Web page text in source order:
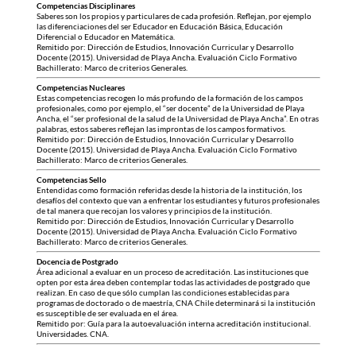
Competencias Disciplinares
Saberes son los propios y particulares de cada profesión. Reflejan, por ejemplo
las diferenciaciones del ser Educador en Educación Básica, Educación
Diferencial o Educador en Matemática.
Remitido por: Dirección de Estudios, Innovación Curricular y Desarrollo
Docente (2015). Universidad de Playa Ancha. Evaluación Ciclo Formativo
Bachillerato: Marco de criterios Generales.
Competencias Nucleares
Estas competencias recogen lo más profundo de la formación de los campos
profesionales, como por ejemplo, el “ser docente” de la Universidad de Playa
Ancha, el “ser profesional de la salud de la Universidad de Playa Ancha”. En otras
palabras, estos saberes reflejan las improntas de los campos formativos.
Remitido por: Dirección de Estudios, Innovación Curricular y Desarrollo
Docente (2015). Universidad de Playa Ancha. Evaluación Ciclo Formativo
Bachillerato: Marco de criterios Generales.
Competencias Sello
Entendidas como formación referidas desde la historia de la institución, los
desafíos del contexto que van a enfrentar los estudiantes y futuros profesionales
de tal manera que recojan los valores y principios de la institución.
Remitido por: Dirección de Estudios, Innovación Curricular y Desarrollo
Docente (2015). Universidad de Playa Ancha. Evaluación Ciclo Formativo
Bachillerato: Marco de criterios Generales.
Docencia de Postgrado
Área adicional a evaluar en un proceso de acreditación. Las instituciones que
opten por esta área deben contemplar todas las actividades de postgrado que
realizan. En caso de que sólo cumplan las condiciones establecidas para
programas de doctorado o de maestría, CNA Chile determinará si la institución
es susceptible de ser evaluada en el área.
Remitido por: Guía para la autoevaluación interna acreditación institucional.
Universidades. CNA.